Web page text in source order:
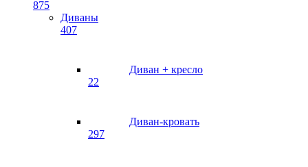
875
Диваны
407
Диван + кресло
22
Диван-кровать
297